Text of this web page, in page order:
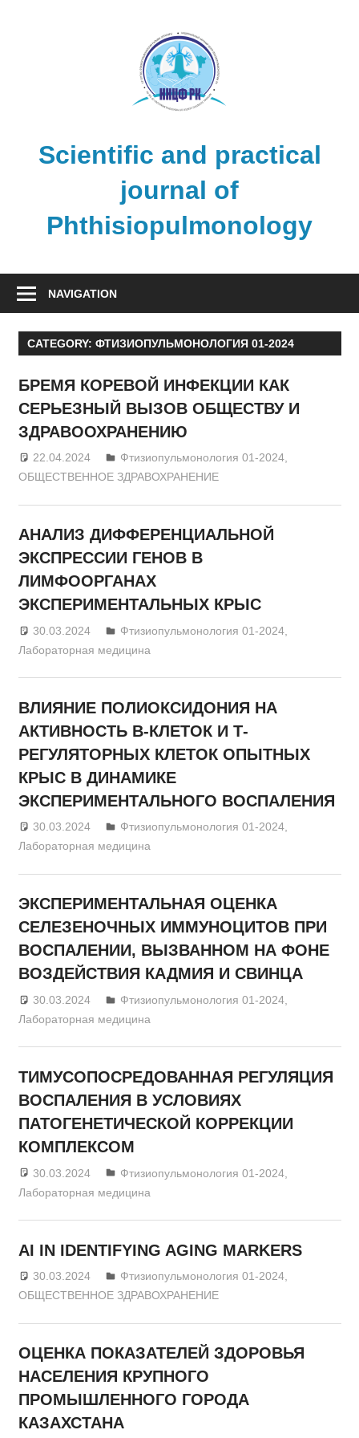
Scientific and practical
journal of
Phthisiopulmonology
NAVIGATION
CATEGORY: ФТИЗИОПУЛЬМОНОЛОГИЯ 01-2024
БРЕМЯ КОРЕВОЙ ИНФЕКЦИИ КАК
СЕРЬЕЗНЫЙ ВЫЗОВ ОБЩЕСТВУ И
ЗДРАВООХРАНЕНИЮ
22.04.2024 admin
Фтизиопульмонология 01-2024
ОБЩЕСТВЕННОЕ ЗДРАВОХРАНЕНИЕ
АНАЛИЗ ДИФФЕРЕНЦИАЛЬНОЙ
ЭКСПРЕССИИ ГЕНОВ В
ЛИМФООРГАНАХ
ЭКСПЕРИМЕНТАЛЬНЫХ КРЫС
30.03.2024 admin
Фтизиопульмонология 01-2024
Лабораторная медицина
ВЛИЯНИЕ ПОЛИОКСИДОНИЯ НА
АКТИВНОСТЬ В-КЛЕТОК И Т-
РЕГУЛЯТОРНЫХ КЛЕТОК ОПЫТНЫХ
КРЫС В ДИНАМИКЕ
ЭКСПЕРИМЕНТАЛЬНОГО ВОСПАЛЕНИЯ
30.03.2024 admin
Фтизиопульмонология 01-2024,
Лабораторная медицина
ЭКСПЕРИМЕНТАЛЬНАЯ ОЦЕНКА
СЕЛЕЗЕНОЧНЫХ ИММУНОЦИТОВ ПРИ
ВОСПАЛЕНИИ, ВЫЗВАННОМ НА ФОНЕ
ВОЗДЕЙСТВИЯ КАДМИЯ И СВИНЦА
30.03.2024 admin
Фтизиопульмонология 01-2024
Лабораторная медицина
ТИМУСОПОСРЕДОВАННАЯ РЕГУЛЯЦИЯ
ВОСПАЛЕНИЯ В УСЛОВИЯХ
ПАТОГЕНЕТИЧЕСКОЙ КОРРЕКЦИИ
КОМПЛЕКСОМ
30.03.2024 admin
Фтизиопульмонология 01-2024
Лабораторная медицина
AI IN IDENTIFYING AGING MARKERS
30.03.2024 admin
Фтизиопульмонология 01-2024
ОБЩЕСТВЕННОЕ ЗДРАВОХРАНЕНИЕ
ОЦЕНКА ПОКАЗАТЕЛЕЙ ЗДОРОВЬЯ
НАСЕЛЕНИЯ КРУПНОГО
ПРОМЫШЛЕННОГО ГОРОДА
КАЗАХСТАНА